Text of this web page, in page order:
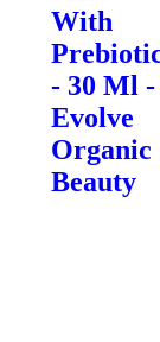
With
- 30 Ml -
Evolve
Organic
Beauty